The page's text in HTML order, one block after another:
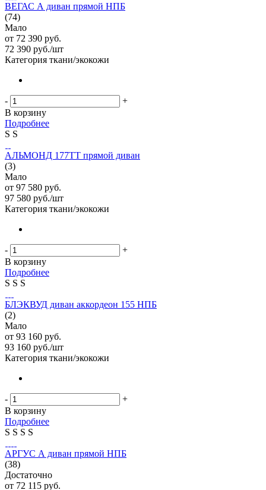
ВЕГАС А диван прямой НПБ
(74)
Мало
от 72 390 руб.
72 390 руб./шт
Категория ткани/экокожи
-
+
В корзину
Подробнее
S S
АЛЬМОНД 177ТТ прямой диван
(3)
Мало
от 97 580 руб.
97 580 руб./шт
Категория ткани/экокожи
-
+
В корзину
Подробнее
S S S
БЛЭКВУД диван аккордеон 155 НПБ
(2)
Мало
от 93 160 руб.
93 160 руб./шт
Категория ткани/экокожи
-
+
В корзину
Подробнее
S S S S
АРГУС А диван прямой НПБ
(38)
Достаточно
от 72 115 руб.